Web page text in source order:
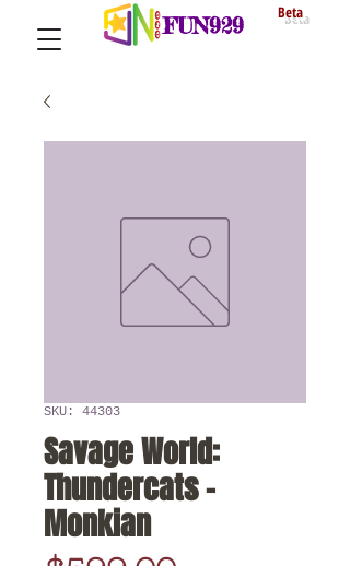
FUN929 Beta
SKU: 44303
Savage World:
Thundercats -
Monkian